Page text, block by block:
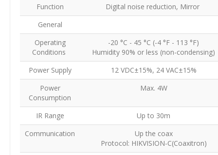
Function
Digital noise reduction, Mirror
General
Operating
Conditions
-20 °C - 45 °C (-4 °F - 113 °F)
Humidity 90% or less (non-condensing)
Power Supply
12 VDC±15%, 24 VAC±15%
Power
Consumption
Max. 4W
IR Range
Up to 30m
Communication
Up the coax
Protocol: HIKVISION-C(Coaxitron)